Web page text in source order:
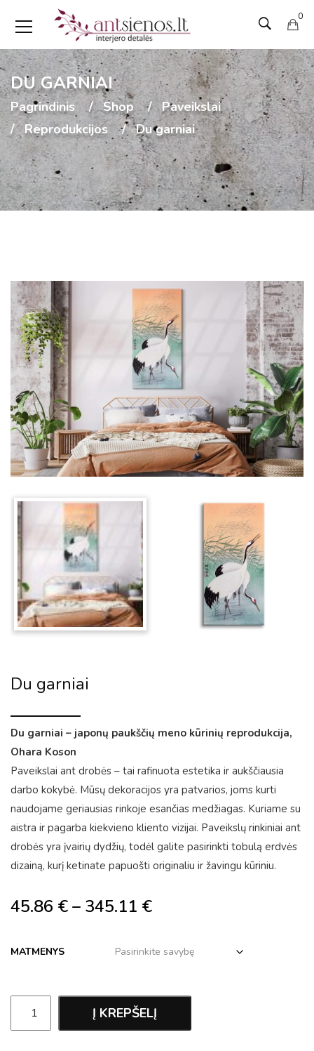
0
DU GARNIAI
Pagrindinis Shop
Paveikslai
Reprodukcijos
Du garniai
Du garniai
Du garniai – japonų paukščių meno kūrinių reprodukcija,
Ohara Koson
Paveikslai ant drobės – tai rafinuota estetika ir aukščiausia
darbo kokybė. Mūsų dekoracijos yra patvarios, joms kurti
naudojame geriausias rinkoje esančias medžiagas. Kuriame su
aistra ir pagarba kiekvieno kliento vizijai. Paveikslų rinkiniai ant
drobės yra įvairių dydžių, todėl galite pasirinkti tobulą erdvės
dizainą, kurį ketinate papuošti originaliu ir žavingu kūriniu.
45.86 €– 345.11 €
MATMENYS
Į KREPŠELĮ